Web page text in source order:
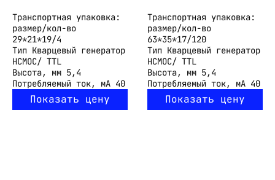
Транспортная упаковка:
размер/кол-во
29*21*19/4
Тип Кварцевый генератор
HCMOC/ TTL
Высота, мм 5,4
Потребляемый ток, мА 40
Показать цену
Транспортная упаковка:
размер/кол-во
63*35*17/120
Тип Кварцевый генератор
HCMOC/ TTL
Высота, мм 5,4
Потребляемый ток, мА 40
Показать цену